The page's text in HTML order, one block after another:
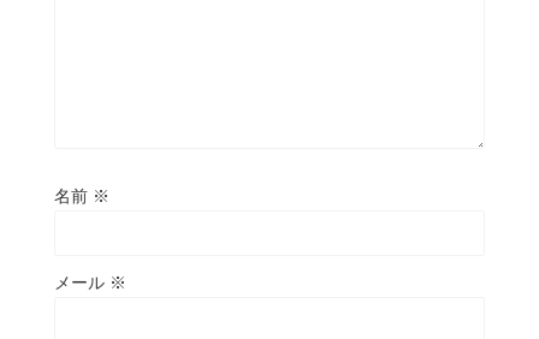
名前 ※
メール ※